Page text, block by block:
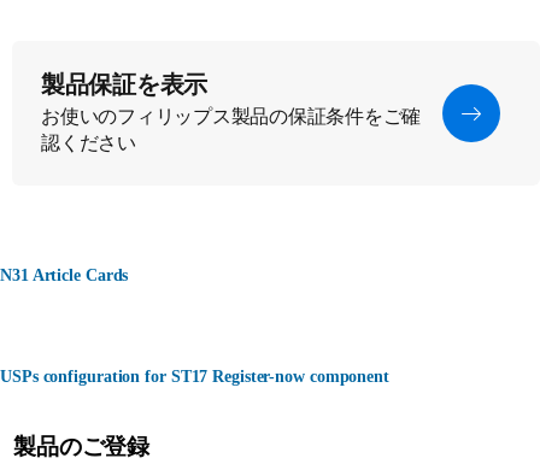
製品保証を表示
お使いのフィリップス製品の保証条件をご確
認ください
N31 Article Cards
USPs configuration for ST17 Register-now component
製品のご登録